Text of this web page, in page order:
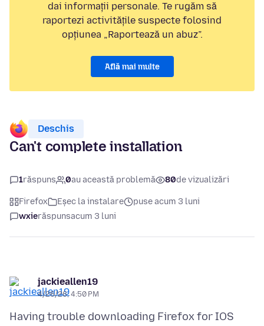
dai informații personale. Te rugăm să
raportezi activitățile suspecte folosind
opțiunea „Raportează un abuz”.
Află mai multe
Deschis
Can't complete installation
1răspuns 0au această problemă 80de vizualizări
Firefox Eșec la instalare
puse acum 3 luni
wxierăspunsacum 3 luni
jackieallen19
4/26/26, 4:50 PM